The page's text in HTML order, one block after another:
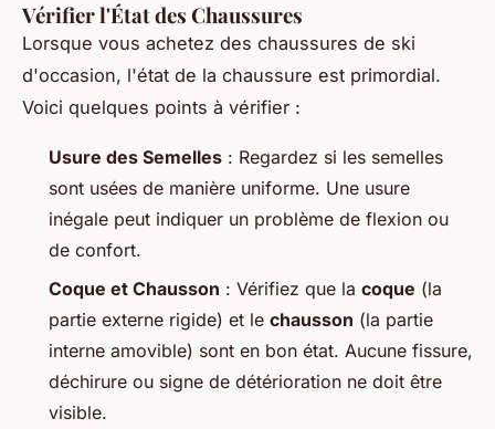
Vérifier l'État des Chaussures
Lorsque vous achetez des chaussures de ski
d'occasion, l'état de la chaussure est primordial.
Voici quelques points à vérifier :
Usure des Semelles : Regardez si les semelles
sont usées de manière uniforme. Une usure
inégale peut indiquer un problème de flexion ou
de confort.
Coque et Chausson : Vérifiez que la coque (la
partie externe rigide) et le chausson (la partie
interne amovible) sont en bon état. Aucune fissure,
déchirure ou signe de détérioration ne doit être
visible.